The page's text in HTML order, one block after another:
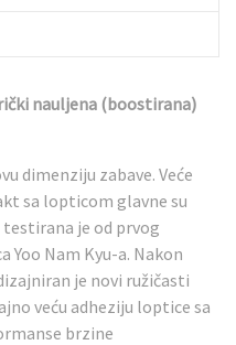
nauljena (boostirana)
dimenziju zabave. Veće
sa lopticom glavne su
testirana je od prvog
Nam Kyu-a. Nakon
je novi ružičasti
veću adheziju loptice sa
brzine